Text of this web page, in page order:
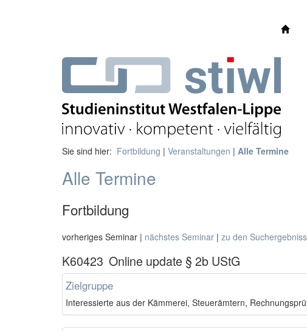
Sie sind hier: Fortbildung | Veranstaltungen | Alle Termine
Alle Termine
Fortbildung
vorheriges Seminar | nächstes Seminar | zu den
K60423 Online update § 2b UStG
Zielgruppe
Interessierte aus der Kämmerei, Steuerämtern,